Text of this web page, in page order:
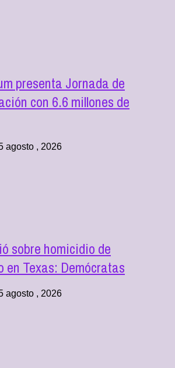
presenta Jornada de
con 6.6 millones de
agosto , 2026
sobre homicidio de
en Texas: Demócratas
agosto , 2026